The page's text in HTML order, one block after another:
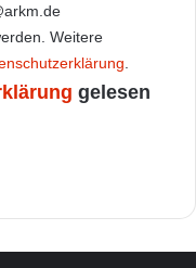
Weitere
gelesen